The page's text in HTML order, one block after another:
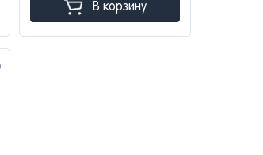
В корзину